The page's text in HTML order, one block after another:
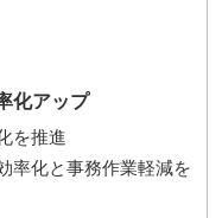
化アップ
を推進
率化と事務作業軽減を